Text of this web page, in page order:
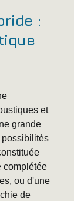
:
et
grande
complétée
ou d'une
de